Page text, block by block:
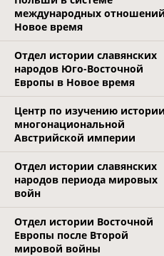
международных
Новое время
Отдел истории славянских
народов Юго-Восточной
Европы в Новое время
Центр по изучению истории
многонациональной
Австрийской империи
Отдел истории славянских
народов периода мировых
войн
Отдел истории Восточной
Европы после Второй
мировой войны